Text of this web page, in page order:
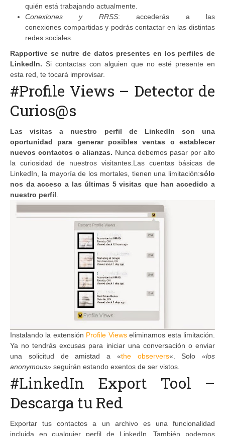
quién está trabajando actualmente.
Conexiones y RRSS:
accederás a las
conexiones compartidas y podrás contactar en las distintas
redes sociales.
Rapportive se nutre de datos presentes en los perfiles de
LinkedIn. Si contactas con alguien que no esté presente en
esta red, te tocará improvisar.
#Profile Views – Detector de
Curios@s
Las visitas a nuestro perfil de LinkedIn son una
oportunidad para generar posibles ventas o establecer
nuevos contactos o alianzas. Nunca debemos pasar por alto
la curiosidad de nuestros visitantes.Las cuentas básicas de
LinkedIn, la mayoría de los mortales, tienen una limitación:sólo
nos da acceso a las últimas 5 visitas que han accedido a
nuestro perfil
Instalando la extensión Profile Viewseliminamos esta limitación.
Ya no tendrás excusas para iniciar una conversación o enviar
una solicitud de amistad a «the observers«. Solo «los
anonymous» seguirán estando exentos de ser vistos.
#LinkedIn Export Tool –
Descarga tu Red
Exportar tus contactos a un archivo es una funcionalidad
incluida en cualquier perfil de LinkedIn. También podemos